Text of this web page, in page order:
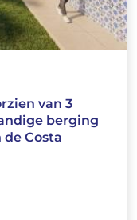
van 3
berging
Costa